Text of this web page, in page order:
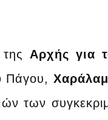
Αρχής για
Πάγου,
των